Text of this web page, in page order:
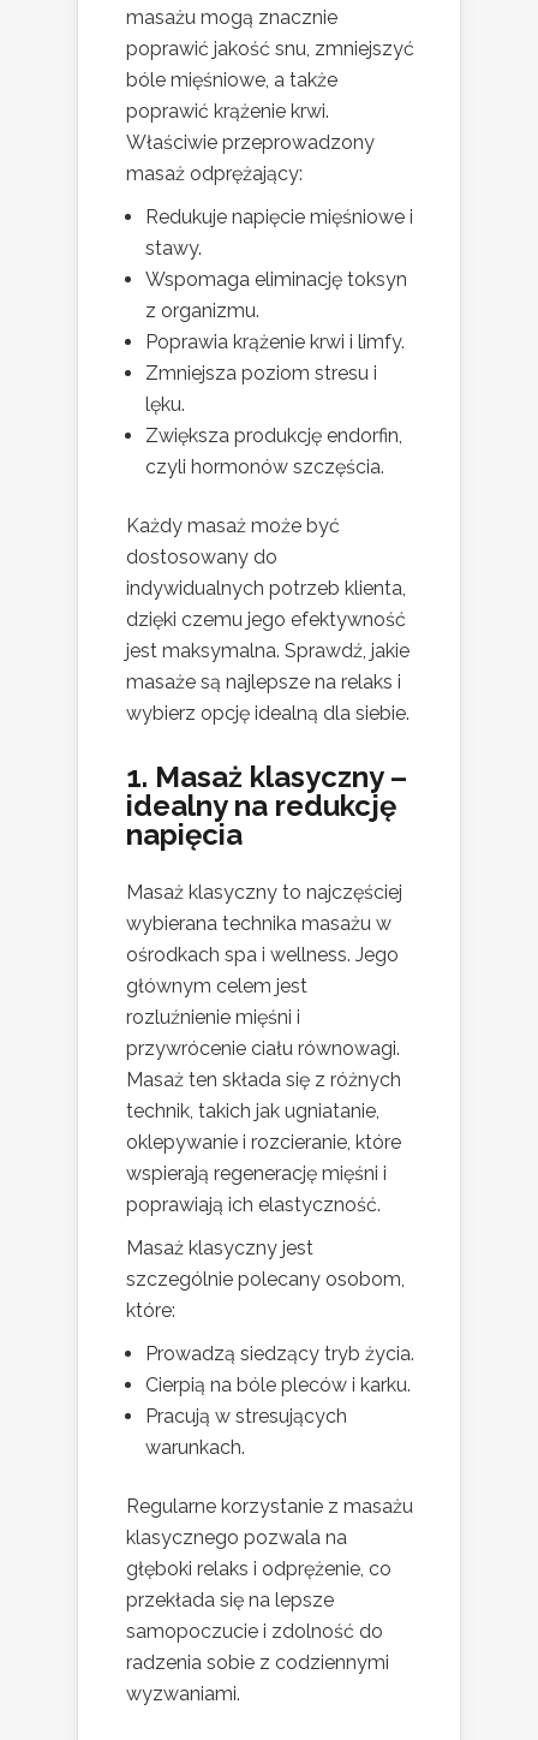
masażu mogą znacznie
poprawić jakość snu, zmniejszyć
bóle mięśniowe, a także
poprawić krążenie krwi.
Właściwie przeprowadzony
masaż odprężający:
Redukuje napięcie mięśniowe i
stawy.
Wspomaga eliminację toksyn
z organizmu.
Poprawia krążenie krwi i limfy.
Zmniejsza poziom stresu i
lęku.
Zwiększa produkcję endorfin,
czyli hormonów szczęścia.
Każdy masaż może być
dostosowany do
indywidualnych potrzeb klienta,
dzięki czemu jego efektywność
jest maksymalna. Sprawdź, jakie
masaże są najlepsze na relaks i
wybierz opcję idealną dla siebie.
1. Masaż klasyczny –
idealny na redukcję
napięcia
Masaż klasyczny to najczęściej
wybierana technika masażu w
ośrodkach spa i wellness. Jego
głównym celem jest
rozluźnienie mięśni i
przywrócenie ciału równowagi.
Masaż ten składa się z różnych
technik, takich jak ugniatanie,
oklepywanie i rozcieranie, które
wspierają regenerację mięśni i
poprawiają ich elastyczność.
Masaż klasyczny jest
szczególnie polecany osobom,
które:
Prowadzą siedzący tryb życia.
Cierpią na bóle pleców i karku.
Pracują w stresujących
warunkach.
Regularne korzystanie z masażu
klasycznego pozwala na
głęboki relaks i odprężenie, co
przekłada się na lepsze
samopoczucie i zdolność do
radzenia sobie z codziennymi
wyzwaniami.